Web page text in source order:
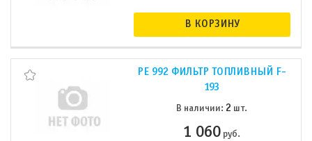
В КОРЗИНУ
PE 992 ФИЛЬТР ТОПЛИВНЫЙ F-
193
В наличии:2 шт.
1 060 руб.